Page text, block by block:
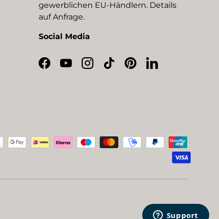
gewerblichen EU-Händlern. Details
auf Anfrage.
Social Media
Facebook
YouTubeInstagram
TikTokPinterestLinkedIn